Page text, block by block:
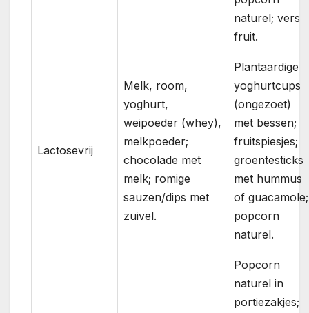
naturel; vers
fruit.
Lactosevrij
Melk, room,
yoghurt,
weipoeder (whey),
melkpoeder;
chocolade met
melk; romige
sauzen/dips met
zuivel.
Plantaardige
yoghurtcups
(ongezoet)
met bessen;
fruitspiesjes;
groentesticks
met hummus
of guacamole;
popcorn
naturel.
Popcorn
naturel in
portiezakjes;